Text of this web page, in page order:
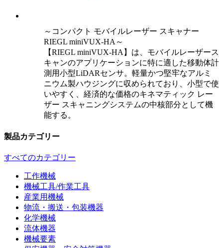
～コンパクト モバイルレーザー スキャナー
RIEGL miniVUX-HA～
【RIEGL miniVUX-HA】は、モバイルレーザース
キャンのアプリケーションに特に適した移動体計
測用小型LiDARセンサ。軽量かつ堅牢なアルミ
ニウム製ハウジングに収められており、小型で使
いやすく、経済的な価格のキネマティック レー
ザー スキャニングシステムの中核部分として機
能する。
製品カテゴリー
すべてのカテゴリー
工作機械
機械工具/作業工具
産業用機械
物流・搬送・包装機器
化学機械
流体機器
機械要素